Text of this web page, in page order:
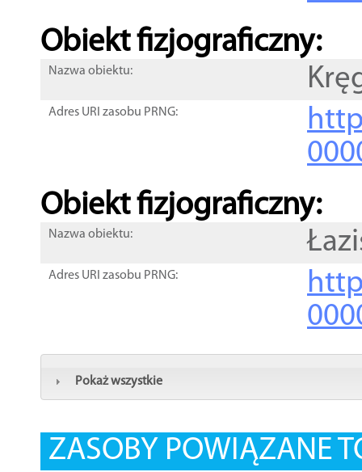
Obiekt fizjograficzny:
Nazwa obiektu:
Adres URI zasobu PRNG:
Obiekt fizjograficzny:
Nazwa obiektu:
Adres URI zasobu PRNG:
Pokaż wszystkie
ZASOBY POWIĄZANE